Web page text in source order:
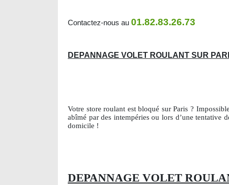
Contactez-nous au 01.82.83.26.73
DEPANNAGE VOLET ROULANT SUR
Votre store roulant est bloqué sur Paris ?
abîmé par des intempéries ou lors d’une tentative
domicile !
DEPANNAGE VOLET